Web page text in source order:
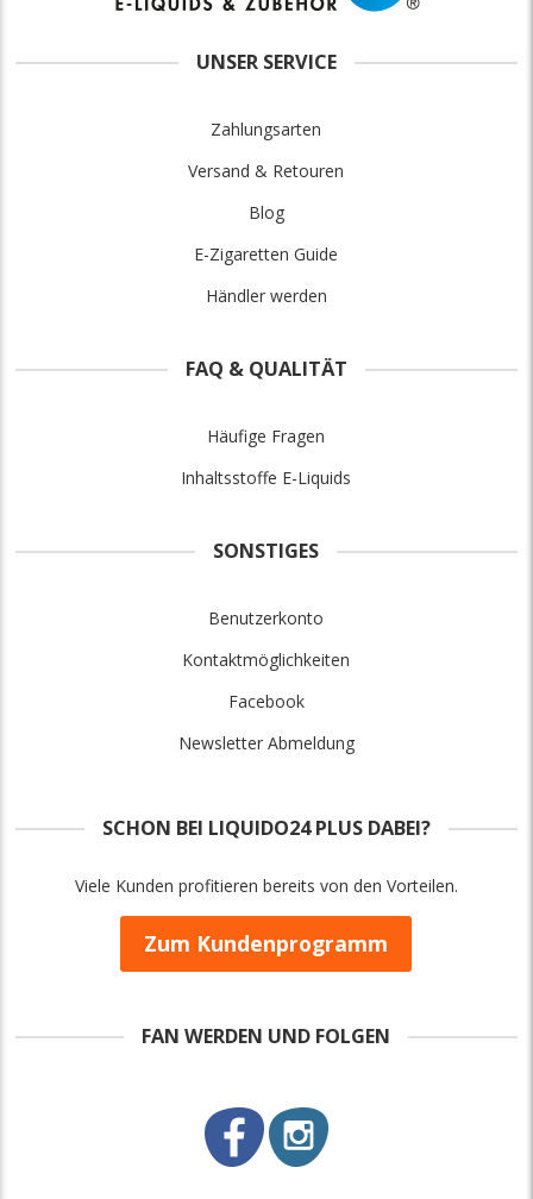
UNSER SERVICE
Zahlungsarten
Versand & Retouren
Blog
E-Zigaretten Guide
Händler werden
FAQ & QUALITÄT
Häufige Fragen
Inhaltsstoffe E-Liquids
SONSTIGES
Benutzerkonto
Kontaktmöglichkeiten
Facebook
Newsletter Abmeldung
SCHON BEI LIQUIDO24 PLUS DABEI?
Viele Kunden profitieren bereits von den Vorteilen.
Zum Kundenprogramm
FAN WERDEN UND FOLGEN